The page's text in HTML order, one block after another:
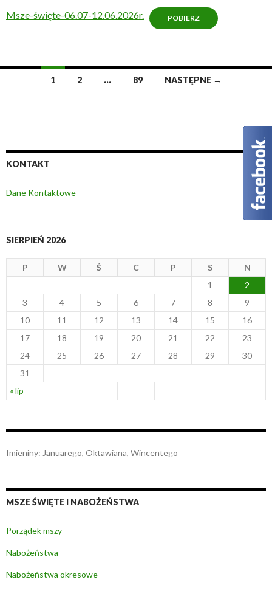
Msze-święte-06.07-12.06.2026r. POBIERZ
po
1 2 … 89 NASTĘPNE →
KONTAKT
Dane Kontaktowe
SIERPIEŃ 2026
P W Ś C P S N
« lip
1
2
3
4 5 6 7 8
9
10
11 12 13 14 15
16
17
18 19 20 21 22
23
24
25 26 27 28 29
30
31
Imieniny: Januarego, Oktawiana, Wincentego
MSZE ŚWIĘTE I NABOŻEŃSTWA
Porządek mszy
Nabożeństwa
Nabożeństwa okresowe